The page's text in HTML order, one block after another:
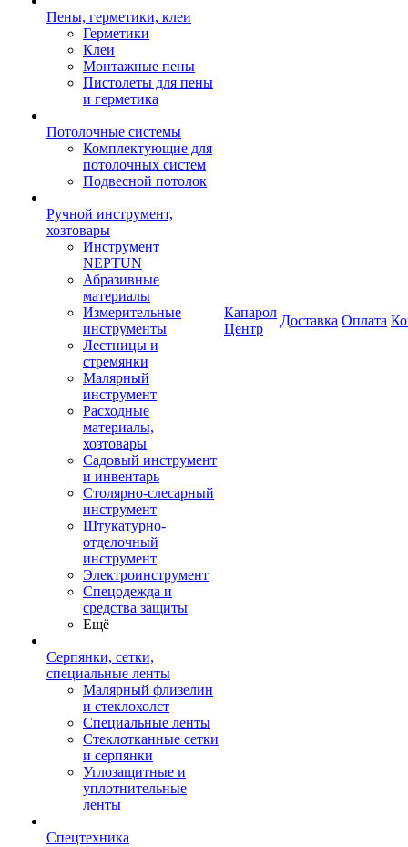
Пены, герметики, клеи
Герметики
Клеи
Монтажные пены
Пистолеты для пены
и герметика
Потолочные системы
Комплектующие для
потолочных систем
Подвесной потолок
Ручной инструмент,
хозтовары
Инструмент
NEPTUN
Абразивные
материалы
Измерительные
инструменты
Лестницы и
стремянки
Малярный
инструмент
Расходные
материалы,
хозтовары
Садовый инструмент
и инвентарь
Столярно-слесарный
инструмент
Штукатурно-
отделочный
инструмент
Электроинструмент
Спецодежда и
средства защиты
Ещё
Серпянки, сетки,
специальные ленты
Малярный флизелин
и стеклохолст
Специальные ленты
Стеклотканные сетки
и серпянки
Углозащитные и
уплотнительные
ленты
Спецтехника
Капарол
Центр
Доставка Оплата